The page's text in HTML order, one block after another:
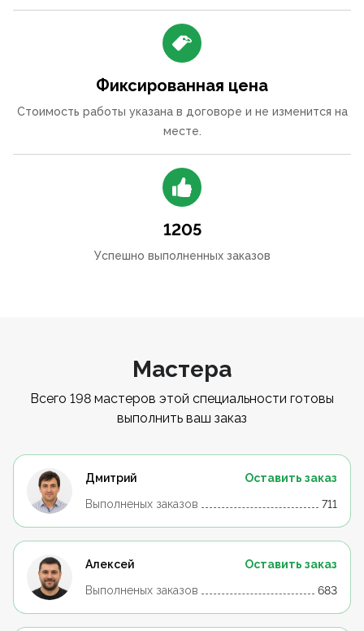
Фиксированная цена
Стоимость работы указана в договоре и не изменится на
месте.
1205
Успешно выполненных заказов
Мастера
Всего 198 мастеров этой специальности готовы
выполнить ваш заказ
Дмитрий
Оставить заказ
Выполненых заказов
711
Алексей
Оставить заказ
Выполненых заказов
683